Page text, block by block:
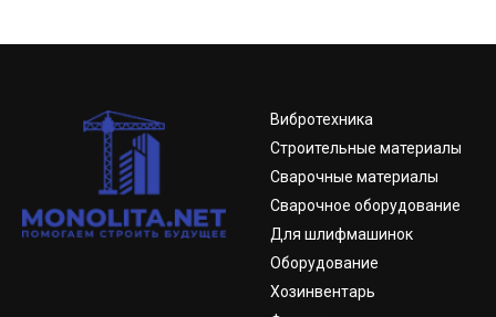
Вибротехника
Строительные материалы
Сварочные материалы
Сварочное оборудование
Для шлифмашинок
Оборудование
Хозинвентарь